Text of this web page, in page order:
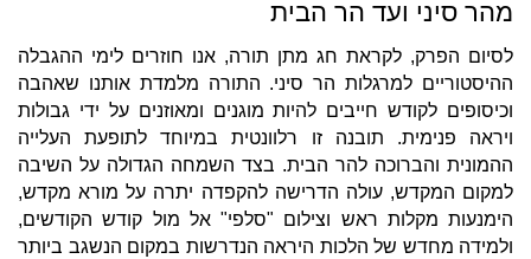
מהר סיני ועד הר הבית
לסיום הפרק, לקראת חג מתן תורה, אנו חוזרים לימי ההגבלה
ההיסטוריים למרגלות הר סיני. התורה מלמדת אותנו שאהבה
וכיסופים לקודש חייבים להיות מוגנים ומאוזנים על ידי גבולות
ויראה פנימית. תובנה זו רלוונטית במיוחד לתופעת העלייה
ההמונית והברוכה להר הבית. בצד השמחה הגדולה על השיבה
למקום המקדש, עולה הדרישה להקפדה יתרה על מורא מקדש,
הימנעות מקלות ראש וצילום "סלפי" אל מול קודש הקודשים,
ולמידה מחדש של הלכות היראה הנדרשות במקום הנשגב ביותר